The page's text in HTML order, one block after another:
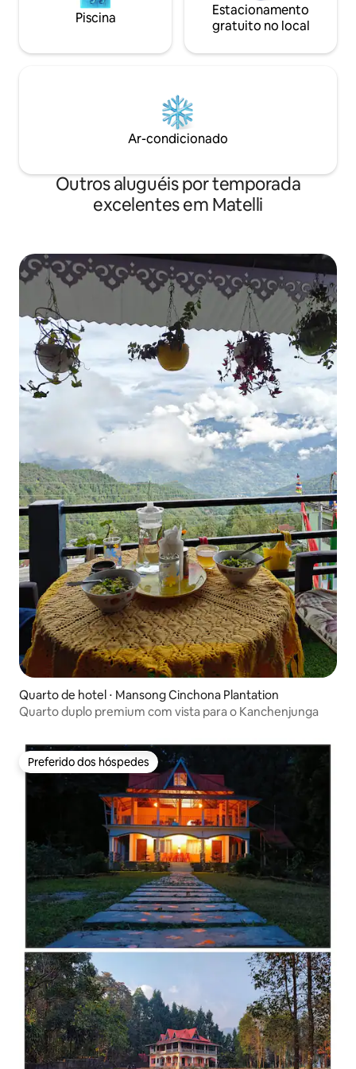
Piscina
Estacionamento
gratuito no local
Ar-condicionado
Outros aluguéis por temporada
excelentes em Matelli
Quarto de hotel ⋅ Mansong Cinchona Plantation
Quarto duplo premium com vista para o Kanchenjunga
Preferido dos hóspedes
Preferido dos hóspedes